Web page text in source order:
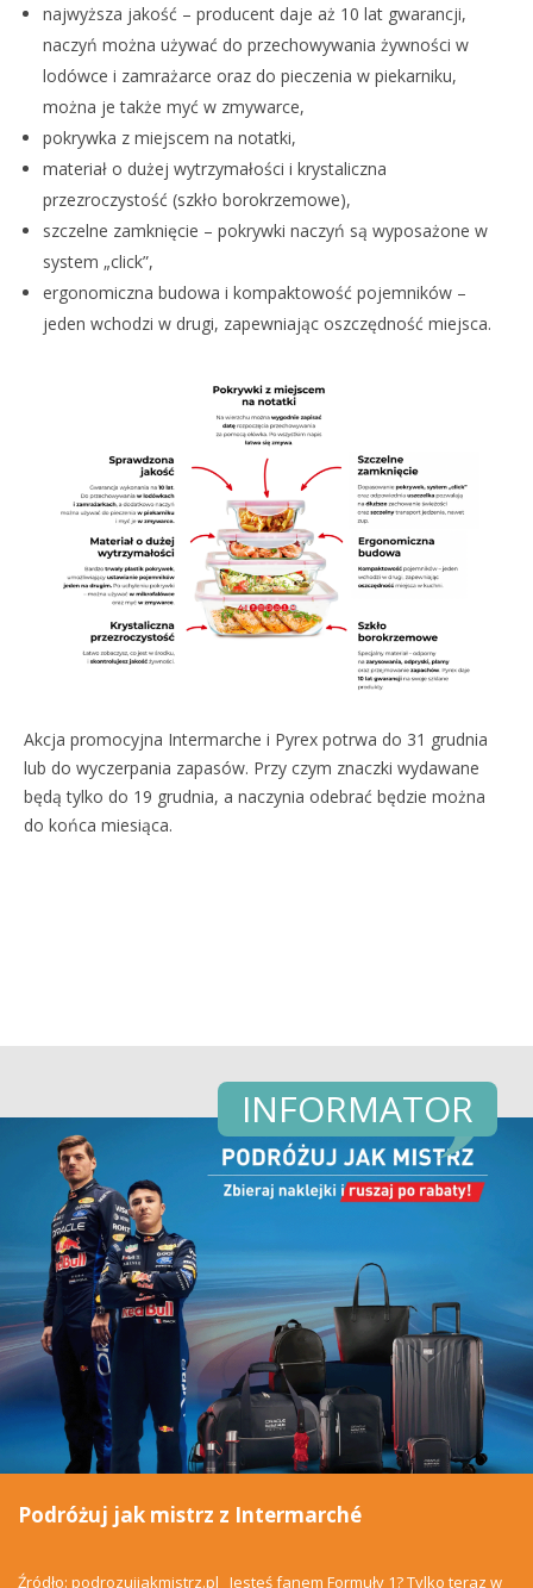
najwyższa jakość – producent daje aż 10 lat gwarancji,
naczyń można używać do przechowywania żywności w
lodówce i zamrażarce oraz do pieczenia w piekarniku,
można je także myć w zmywarce,
pokrywka z miejscem na notatki,
materiał o dużej wytrzymałości i krystaliczna
przezroczystość (szkło borokrzemowe),
szczelne zamknięcie – pokrywki naczyń są wyposażone w
system „click”,
ergonomiczna budowa i kompaktowość pojemników –
jeden wchodzi w drugi, zapewniając oszczędność miejsca.
Akcja promocyjna Intermarche i Pyrex potrwa do 31 grudnia
lub do wyczerpania zapasów. Przy czym znaczki wydawane
będą tylko do 19 grudnia, a naczynia odebrać będzie można
do końca miesiąca.
INFORMATOR
Podróżuj jak mistrz z Intermarché
Źródło: podrozujjakmistrz.pl Jesteś fanem Formuły 1? Tylko teraz w